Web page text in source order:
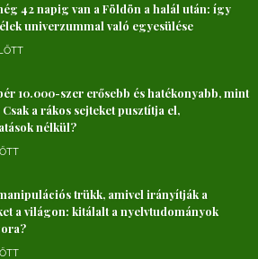
42 napig van a Földön a halál után: így
univerzummal való egyesülése
10.000-szer erősebb és hatékonyabb, mint
Csak a rákos sejteket pusztítja el,
nélkül?
trükk, amivel irányítják a
a világon: kitálalt a nyelvtudományok